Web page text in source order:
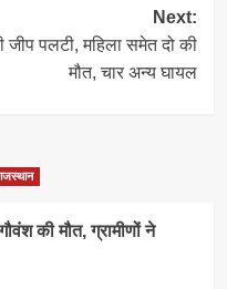
Next:
पलटी, महिला समेत दो की
मौत, चार अन्य घायल
की मौत, ग्रामीणों ने